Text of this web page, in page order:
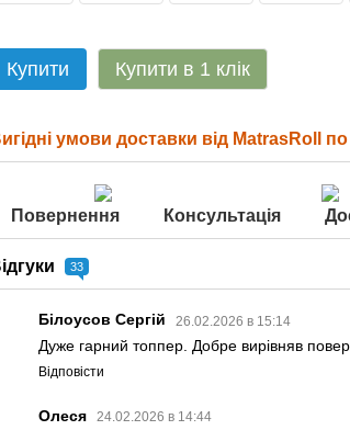
Купити Купити в 1 клік
умови доставки від MatrasRoll по
Повернення Консультація
33
Білоусов Сергій 26.02.2026 в 15:14
Дуже гарний топпер. Добре вирівняв
Відповісти
Олеся 24.02.2026 в 14:44